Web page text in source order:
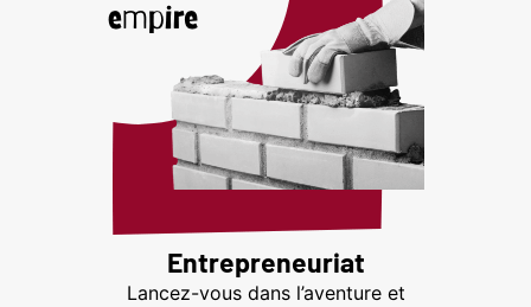
Entrepreneuriat
Lancez-vous dans l’aventure et